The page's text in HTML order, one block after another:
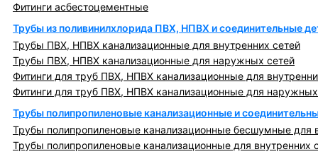
Фитинги асбестоцементные
Трубы из поливинилхлорида ПВХ, НПВХ и соединительные
Трубы ПВХ, НПВХ канализационные для внутренних сетей
Трубы ПВХ, НПВХ канализационные для наружных сетей
Фитинги для труб ПВХ, НПВХ канализационные для
Фитинги для труб ПВХ, НПВХ канализационные для
Трубы полипропиленовые канализационные и
Трубы полипропиленовые канализационные бесшумные для
Трубы полипропиленовые канализационные для внутренних